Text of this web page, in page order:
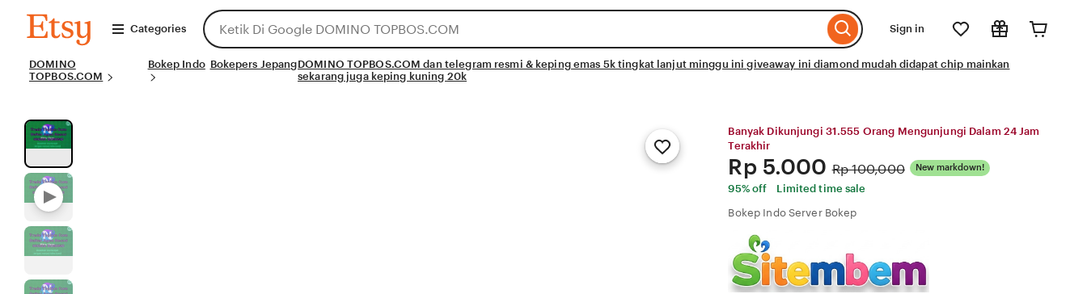
DOMINO
TOPBOS.COM
Categories
Search
for
items
or
to
Sign in
DOMINO
TOPBOS.COM
Bokep Indo Bokepers JepangDOMINO TOPBOS.COM dan telegram resmi & keping emas 5k tingkat lanjut minggu ini giveaway ini diamond mudah didapat chip mainkan
sekarang juga keping kuning 20k
Add
to
Banyak Dikunjungi 31.555 Orang Mengunjungi Dalam 24 Jam
Terakhir
Price:
Rp 5.000 Original
Price:
Rp 100,000 New markdown!
95% off
Limited time sale
Bokep Indo Server Bokep